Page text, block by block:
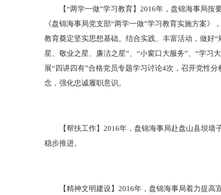
【“两学一做”学习教育】2016年，盘锦海事局按
《盘锦海事局党支部“两学一做”学习教育实施方案
教育奠定坚实思想基础。结合实践、丰富活动，做好“
星、敬业之星、廉洁之星”、“小窗口大服务”、“学习
展“四讲四有”合格党员专题学习讨论4次，召开党性
念，强化忠诚履职意识。
【帮扶工作】2016年，盘锦海事局赴盘山县坝墙子
稳步推进。
【精神文明建设】2016年，盘锦海事局着力提高